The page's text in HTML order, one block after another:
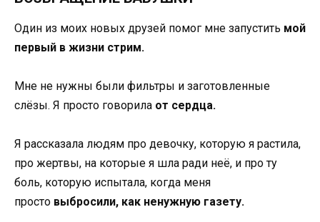
Один из моих новых друзей помог мне запустить мой
первый в жизни стрим.
Мне не нужны были фильтры и заготовленные
слёзы. Я просто говорила от сердца.
Я рассказала людям про девочку, которую я растила,
про жертвы, на которые я шла ради неё, и про ту
боль, которую испытала, когда меня
просто выбросили, как ненужную газету.